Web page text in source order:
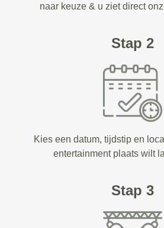
naar keuze & u ziet direct
Stap 2
Kies een datum, tijdstip en
entertainment plaats wilt
Stap 3